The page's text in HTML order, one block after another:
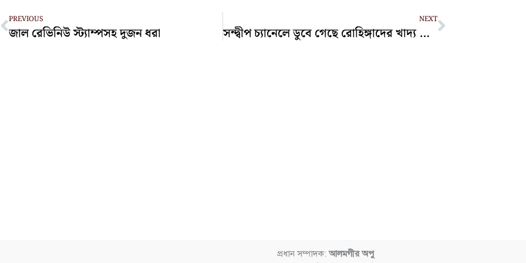
Prev
PREVIOUS
জাল রেভিনিউ স্ট্যাম্পসহ দুজন ধরা
NEXT
সন্দ্বীপ চ্যানেলে ডুবে গেছে রোহিঙ্গাদের খাদ্য বোঝাই ট্রলার
Next
প্রধান সম্পাদক:আলমগীর অপু